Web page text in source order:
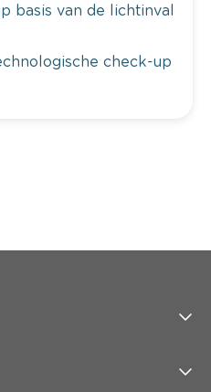
basis van de lichtinval
check-up